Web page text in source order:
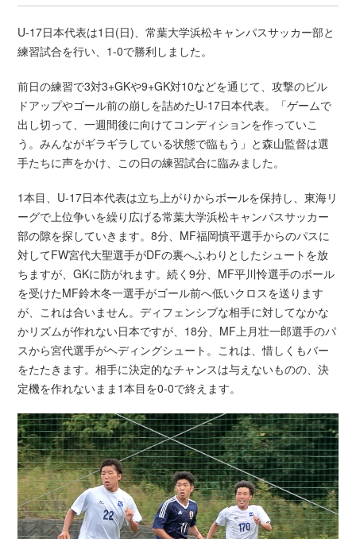
U-17日本代表は1日(日)、常葉大学浜松キャンパスサッカー部と
練習試合を行い、1-0で勝利しました。
前日の練習で3対3+GKや9+GK対10などを通じて、攻撃のビル
ドアップやゴール前の崩しを詰めたU-17日本代表。「ゲームで
出し切って、一週間後に向けてコンディションを作っていこ
う。みんながギラギラしている状態で臨もう」と森山監督は選
手たちに声をかけ、この日の練習試合に臨みました。
1本目、U-17日本代表は立ち上がりからボールを保持し、東海リ
ーグで上位争いを繰り広げる常葉大学浜松キャンパスサッカー
部の隙を探していきます。8分、MF福岡慎平選手からのパスに
対してFW宮代大聖選手がDFの裏へふわりとしたシュートを放
ちますが、GKに防がれます。続く9分、MF平川怜選手のボール
を受けたMF鈴木冬一選手がゴール前へ低いクロスを送ります
が、これは合いません。ディフェンシブな相手に対してなかな
かリズムが作れない日本ですが、18分、MF上月壮一郎選手のパ
スから宮代選手がヘディングシュート。これは、惜しくもバー
をたたきます。相手に決定的なチャンスは与えないものの、決
定機を作れないまま1本目を0-0で終えます。